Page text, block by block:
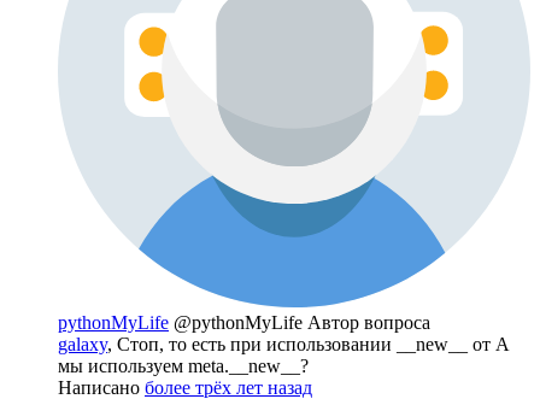
pythonMyLife @pythonMyLife Автор вопроса
galaxy, Стоп, то есть при использовании __new__ от A
мы используем meta.__new__?
Написано более трёх лет назад